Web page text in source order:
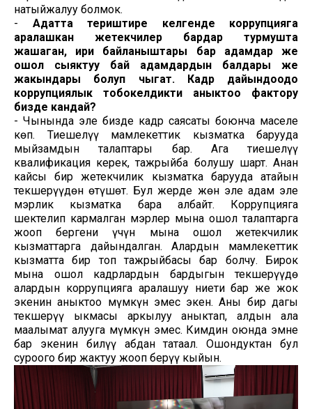
натыйжалуу болмок.
- Адатта териштире келгенде коррупцияга
аралашкан жетекчилер бардар турмушта
жашаган, ири байланыштары бар адамдар же
ошол сыяктуу бай адамдардын балдары же
жакындары болуп чыгат. Кадр дайындоодо
коррупциялык тобокелдикти аныктоо фактору
бизде кандай?
- Чынында эле бизде кадр саясаты боюнча маселе
көп. Тиешелүү мамлекеттик кызматка барууда
мыйзамдын талаптары бар. Ага тиешелүү
квалификация керек, тажрыйба болушу шарт. Анан
кайсы бир жетекчилик кызматка барууда атайын
текшерүүдөн өтүшөт. Бул жерде жөн эле адам эле
мэрлик кызматка бара албайт. Коррупцияга
шектелип кармалган мэрлер мына ошол талаптарга
жооп бергени үчүн мына ошол жетекчилик
кызматтарга дайындалган. Алардын мамлекеттик
кызматта бир топ тажрыйбасы бар болчу. Бирок
мына ошол кадрлардын бардыгын текшерүүдө
алардын коррупцияга аралашуу ниети бар же жок
экенин аныктоо мүмкүн эмес экен. Аны бир дагы
текшерүү ыкмасы аркылуу аныктап, алдын ала
маалымат алууга мүмкүн эмес. Кимдин оюнда эмне
бар экенин билүү абдан татаал. Ошондуктан бул
суроого бир жактуу жооп берүү кыйын.